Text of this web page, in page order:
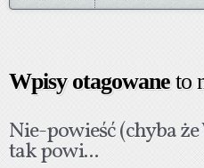
Wpisy otagowaneto
Nie-powieść (chyba
tak powi...